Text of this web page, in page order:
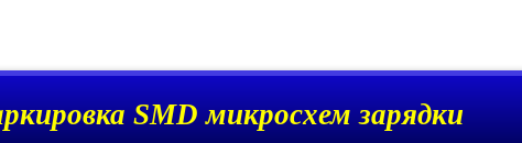
SMD микросхем зарядки